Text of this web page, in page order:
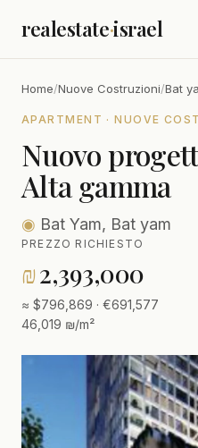
realestate·israel
Home/Nuove Costruzioni/Bat
APARTMENT · NUOVE
Nuovo
Alta gamma
◉ Bat Yam, Bat yam
PREZZO RICHIESTO
₪2,393,000
≈ $796,869 · €691,577
46,019 ₪/m²